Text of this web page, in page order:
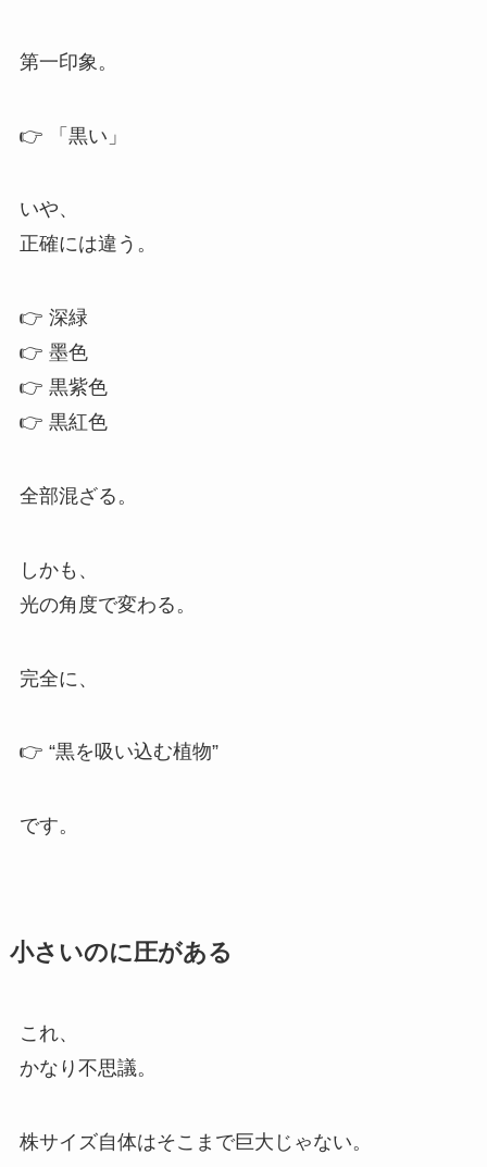
第一印象。
👉 「黒い」
いや、
正確には違う。
👉 深緑
👉 墨色
👉 黒紫色
👉 黒紅色
全部混ざる。
しかも、
光の角度で変わる。
完全に、
👉 “黒を吸い込む植物”
です。
小さいのに圧がある
これ、
かなり不思議。
株サイズ自体はそこまで巨大じゃない。